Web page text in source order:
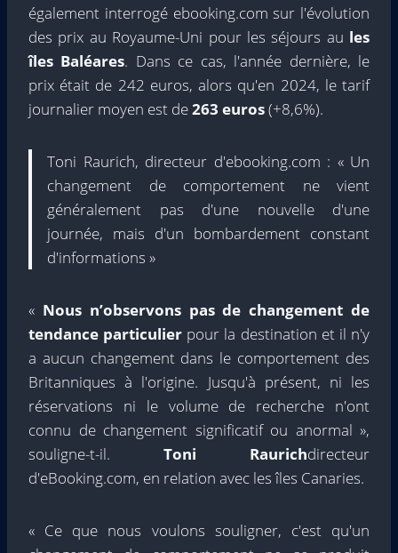
également interrogé ebooking.com sur l'évolution
des prix au Royaume-Uni pour les séjours au les
îles Baléares. Dans ce cas, l'année dernière, le
prix était de 242 euros, alors qu'en 2024, le tarif
journalier moyen est de263 euros(+8,6%).
Toni Raurich, directeur d'ebooking.com : « Un
changement de comportement ne vient
généralement pas d'une nouvelle d'une
journée, mais d'un bombardement constant
d'informations »
« Nous n’observons pas de changement de
tendance particulier pour la destination et il n'y
a aucun changement dans le comportement des
Britanniques à l'origine. Jusqu'à présent, ni les
réservations ni le volume de recherche n'ont
connu de changement significatif ou anormal »,
souligne-t-il. Toni Raurichdirecteur
d'eBooking.com, en relation avec les îles Canaries.
« Ce que nous voulons souligner, c'est qu'un